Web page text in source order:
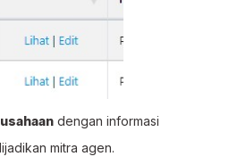
dengan informasi
mitra agen.